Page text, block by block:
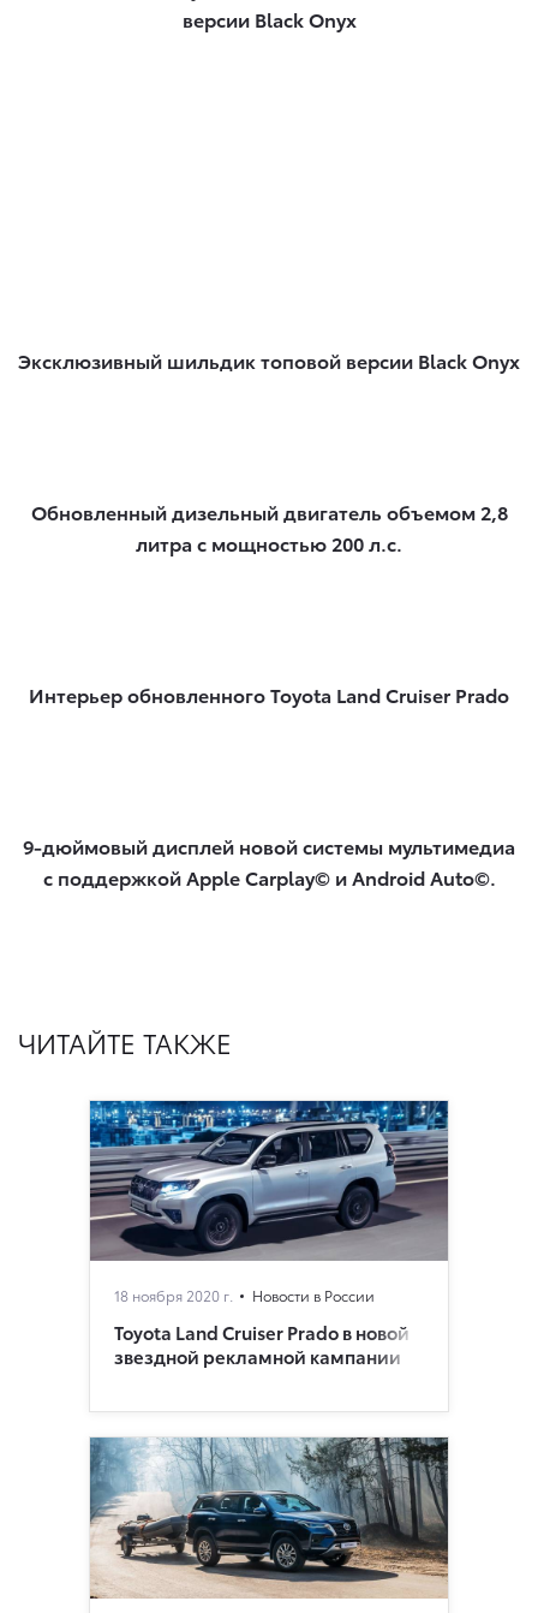
версии Black Onyx
Эксклюзивный шильдик топовой версии Black Onyx
Обновленный дизельный двигатель объемом 2,8
литра с мощностью 200 л.с.
Интерьер обновленного Toyota Land Cruiser Prado
9-дюймовый дисплей новой системы мультимедиа
с поддержкой Apple Carplay© и Android Auto©.
ЧИТАЙТЕ ТАКЖЕ
18 ноября 2020 г. Новости в России
Toyota Land Cruiser Prado в новой
звездной рекламной кампании